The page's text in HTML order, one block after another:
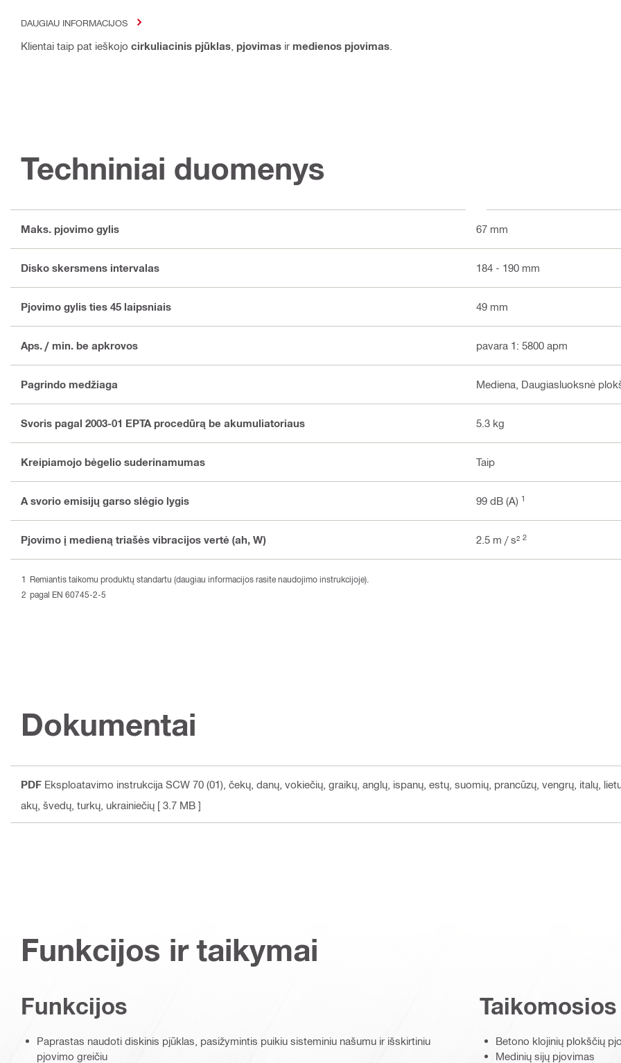
DAUGIAU INFORMACIJOS
Klientai taip pat ieškojo cirkuliacinis pjūklas pjovimas ir medienos pjovimas
Techniniai duomenys
Maks. pjovimo gylis 67 mm
Disko skersmens intervalas 184 - 190 mm
Pjovimo gylis ties 45 laipsniais 49 mm
Aps. / min. be apkrovos pavara 1: 5800 apm
Pagrindo medžiaga Mediena, Daugiasluoksnė
Svoris pagal 2003-01 EPTA procedūrą be akumuliatoriaus 5.3 kg
Kreipiamojo bėgelio suderinamumas Taip
A svorio emisijų garso slėgio lygis 99 dB (A) 1
Pjovimo į medieną triašės vibracijos vertė (ah, W) 2.5 m / s² 2
Remiantis taikomu produktų standartu (daugiau informacijos rasite naudojimo instrukcijoje).
pagal EN 60745-2-5
Dokumentai
PDF Eksploatavimo instrukcija SCW 70 (01) , čekų, danų, vokiečių, graikų, anglų, ispanų, estų, suomių, prancūzų, vengrų, italų,
akų, švedų, turkų, ukrainiečių [ 3.7 MB ]
Funkcijos ir taikymai
Funkcijos
Paprastas naudoti diskinis pjūklas, pasižymintis puikiu sisteminiu našumu ir išskirtiniu
pjovimo greičiu
Betono klojinių plokščių
Medinių sijų pjovimas